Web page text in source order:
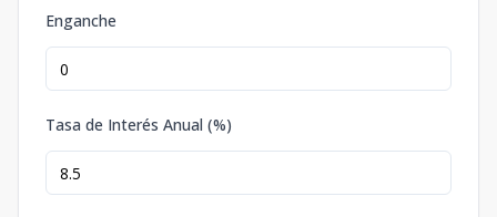
Enganche
Tasa de Interés Anual (%)